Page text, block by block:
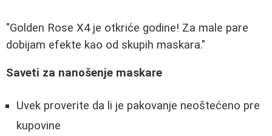
"Golden Rose X4 je otkriće godine! Za male pare
dobijam efekte kao od skupih maskara."
Saveti za nanošenje maskare
Uvek proverite da li je pakovanje neoštećeno pre
kupovine